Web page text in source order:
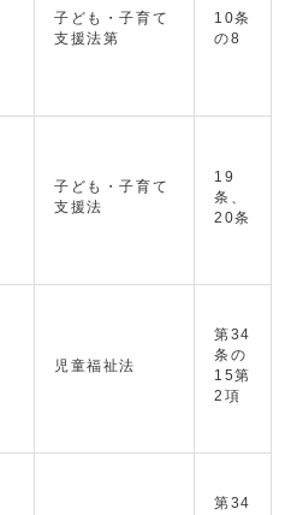
子ども・子育て
支援法第
10条
の8
子ども・子育て
支援法
19
条、
20条
児童福祉法
第34
条の
15第
2項
第34